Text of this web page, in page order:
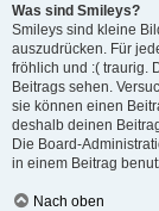
Was sind Smileys?
Smileys sind kleine
auszudrücken. Für
fröhlich und :( traurig.
Beitrags sehen.
sie können einen
deshalb deinen
Die Board-
in einem Beitrag
Nach oben